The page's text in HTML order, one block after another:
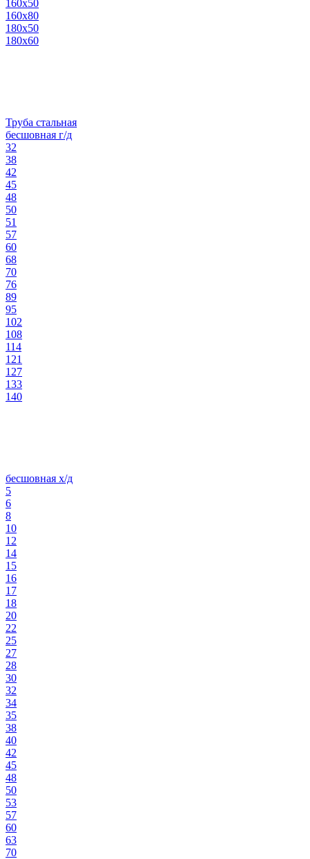
160х50
160х80
180х50
180х60
Труба стальная
бесшовная г/д
32
38
42
45
48
50
51
57
60
68
70
76
89
95
102
108
114
121
127
133
140
бесшовная х/д
5
6
8
10
12
14
15
16
17
18
20
22
25
27
28
30
32
34
35
38
40
42
45
48
50
53
57
60
63
70